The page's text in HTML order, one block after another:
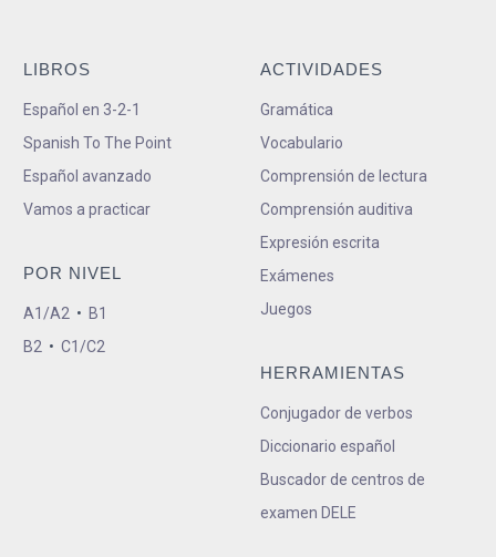
LIBROS
Español en 3-2-1
Spanish To The Point
Español avanzado
Vamos a practicar
POR NIVEL
A1/A2 • B1
B2 • C1/C2
ACTIVIDADES
Gramática
Vocabulario
Comprensión de lectura
Comprensión auditiva
Expresión escrita
Exámenes
Juegos
HERRAMIENTAS
Conjugador de verbos
Diccionario español
Buscador de centros de
examen DELE